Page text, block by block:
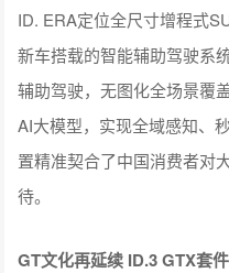
ID. ERA定位全尺寸增程式
新车搭载的智能辅助驾驶系
辅助驾驶，无图化全场景覆
AI大模型，实现全域感知、
置精准契合了中国消费者对
待。
GT文化再延续 ID.3 GTX套